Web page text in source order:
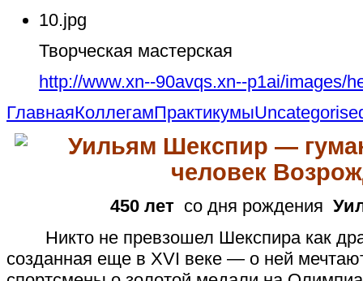
10.jpg
Творческая мастерская
http://www.xn--90avqs.xn--p1ai/images/
ГлавнаяКоллегамПрактикумы
Уильям Шекспир —
человек
450 лет со дня рождения
Никто не превзошел Шекспира как
созданная еще в XVI веке — о ней